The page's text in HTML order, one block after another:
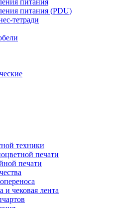
питания (PDU)
тетради
техники
печати
печати
и чековая лента